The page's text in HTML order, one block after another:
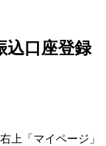
込口座登録
上「マイページ」